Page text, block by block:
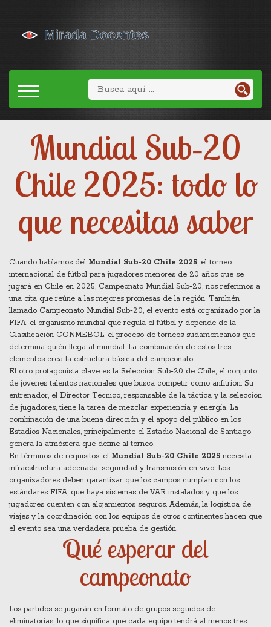
Mundial Sub‑20
Chile 2025: todo lo
que necesitas saber
Cuando hablamos del Mundial Sub‑20 Chile 2025, el torneo
internacional de fútbol para jugadores menores de 20 años que se
jugará en Chile en 2025, Campeonato Mundial Sub‑20, nos referimos a
una cita que reúne a las mejores promesas de la región. También
llamado Campeonato Mundial Sub‑20, el evento está organizado por la
FIFA, el organismo mundial que regula el fútbol y depende de la
Clasificación CONMEBOL, el proceso de torneos sudamericanos que
determina quién llega al mundial. La combinación de estos tres
elementos crea la estructura básica del campeonato.
El otro protagonista clave es la Selección Sub‑20 de Chile, el conjunto
de jóvenes talentos nacionales que busca competir como anfitrión. Su
entrenador, el Director Técnico,responsable de la táctica y la selección
de jugadores, tiene la tarea de mezclar experiencia y energía. La
combinación de una buena dirección y el apoyo del público en los
Estadios Nacionales, principalmente el Estadio Nacional de Santiago
genera la atmósfera que define al torneo.
En términos de requisitos, el Mundial Sub‑20 Chile 2025 necesita
infraestructura adecuada, seguridad y transmisión en vivo. Los
organizadores deben garantizar que los campos cumplan con los
estándares FIFA, que haya sistemas de VAR instalados y que los
jugadores cuenten con alojamientos seguros. Además, la logística de
viajes y la coordinación con los equipos de otros continentes hacen que
el evento sea una verdadera prueba de gestión.
Qué esperar del
campeonato
Los partidos se jugarán en formato de grupos seguidos de
eliminatorias, lo que significa que cada equipo tendrá al menos tres